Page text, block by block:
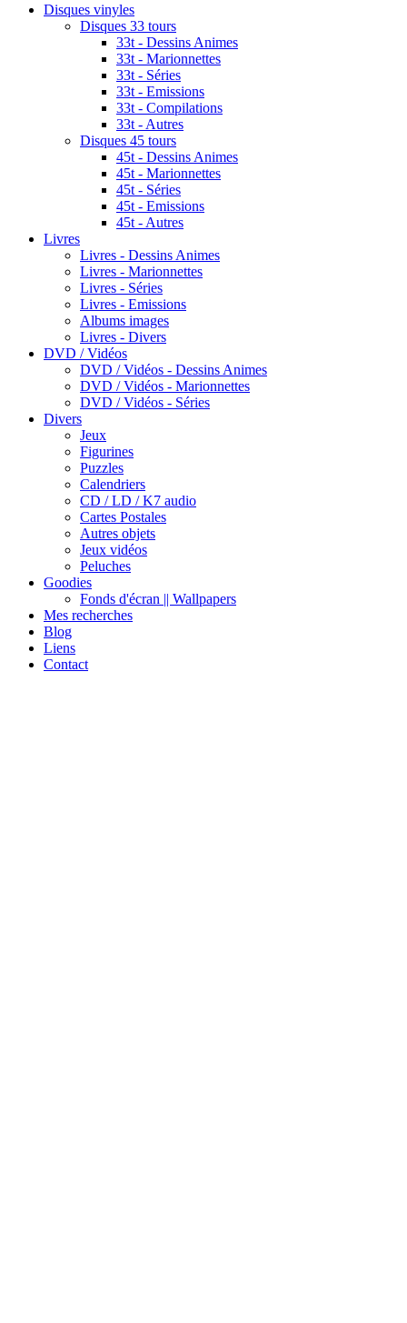
Disques vinyles
Disques 33 tours
33t - Dessins Animes
33t - Marionnettes
33t - Séries
33t - Emissions
33t - Compilations
33t - Autres
Disques 45 tours
45t - Dessins Animes
45t - Marionnettes
45t - Séries
45t - Emissions
45t - Autres
Livres
Livres - Dessins Animes
Livres - Marionnettes
Livres - Séries
Livres - Emissions
Albums images
Livres - Divers
DVD / Vidéos
DVD / Vidéos - Dessins Animes
DVD / Vidéos - Marionnettes
DVD / Vidéos - Séries
Divers
Jeux
Figurines
Puzzles
Calendriers
CD / LD / K7 audio
Cartes Postales
Autres objets
Jeux vidéos
Peluches
Goodies
Fonds d'écran || Wallpapers
Mes recherches
Blog
Liens
Contact